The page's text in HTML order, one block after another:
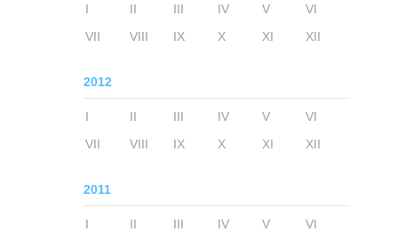
I II III IV V
VI
VII
VIII IX X XI XII
2012
I II III IV V
VI
VII
VIII IX X XI XII
2011
I II III IV V
VI